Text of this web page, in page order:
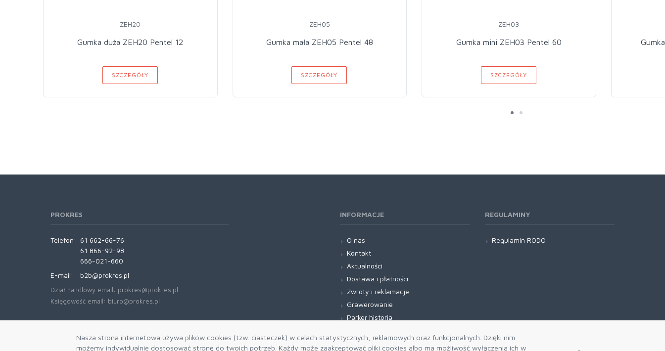
Nasza strona internetowa używa plików cookies (tzw. ciasteczek) w celach statystycznych, reklamowych oraz funkcjonalnych. Dzięki nim
możemy indywidualnie dostosować stronę do twoich potrzeb. Każdy może zaakceptować pliki cookies albo ma możliwość wyłączenia ich w
ZEH20
Gumka duża ZEH20 Pentel 12
SZCZEGÓŁY
ZEH05
Gumka mała ZEH05 Pentel 48
SZCZEGÓŁY
ZEH03
Gumka mini ZEH03 Pentel 60
SZCZEGÓŁY
PROKRES
Telefon:
61 662-66-76
61 866-92-98
666-021-660
E-mail:
b2b@prokres.pl
Dział handlowy email: prokres@prokres.pl
Księgowość email: biuro@prokres.pl
INFORMACJE
O nas
Kontakt
Aktualności
Dostawa i płatności
Zwroty i reklamacje
Grawerowanie
Parker historia
REGULAMINY
Regulamin RODO